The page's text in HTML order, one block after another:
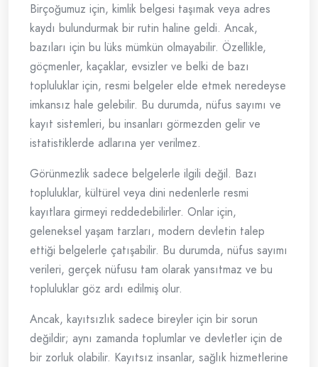
Birçoğumuz için, kimlik belgesi taşımak veya adres
kaydı bulundurmak bir rutin haline geldi. Ancak,
bazıları için bu lüks mümkün olmayabilir. Özellikle,
göçmenler, kaçaklar, evsizler ve belki de bazı
topluluklar için, resmi belgeler elde etmek neredeyse
imkansız hale gelebilir. Bu durumda, nüfus sayımı ve
kayıt sistemleri, bu insanları görmezden gelir ve
istatistiklerde adlarına yer verilmez.
Görünmezlik sadece belgelerle ilgili değil. Bazı
topluluklar, kültürel veya dini nedenlerle resmi
kayıtlara girmeyi reddedebilirler. Onlar için,
geleneksel yaşam tarzları, modern devletin talep
ettiği belgelerle çatışabilir. Bu durumda, nüfus sayımı
verileri, gerçek nüfusu tam olarak yansıtmaz ve bu
topluluklar göz ardı edilmiş olur.
Ancak, kayıtsızlık sadece bireyler için bir sorun
değildir; aynı zamanda toplumlar ve devletler için de
bir zorluk olabilir. Kayıtsız insanlar, sağlık hizmetlerine